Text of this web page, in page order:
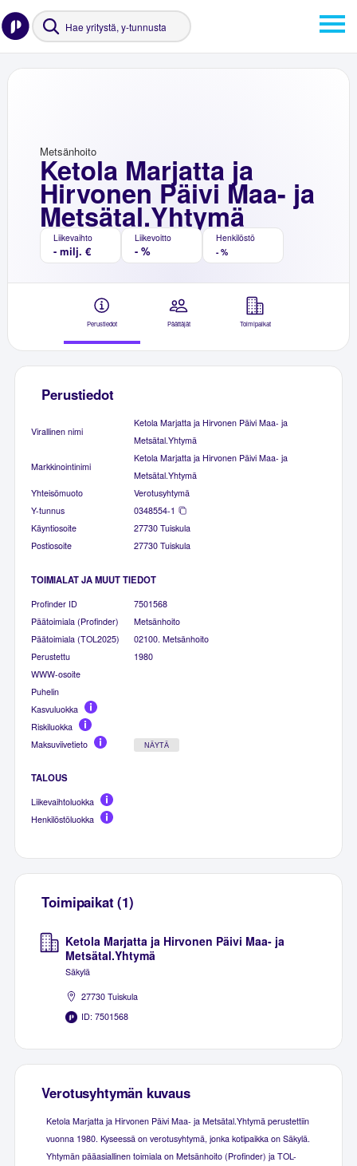
Ketola Marjatta ja
Hirvonen Päivi Maa- ja
Metsätal.Yhtymä
Metsänhoito
Liikevaihto
- milj. €
Liikevoitto
- %
Henkilöstö
- %
Perustiedot Päättäjät Toimipaikat
Perustiedot
Virallinen nimi
Ketola Marjatta ja Hirvonen Päivi Maa- ja
Metsätal.Yhtymä
Markkinointinimi
Ketola Marjatta ja Hirvonen Päivi Maa- ja
Metsätal.Yhtymä
Yhteisömuoto
Verotusyhtymä
Y-tunnus
0348554-1
Käyntiosoite
27730 Tuiskula
Postiosoite
27730 Tuiskula
TOIMIALAT JA MUUT TIEDOT
Profinder ID
7501568
Päätoimiala (Profinder)
Metsänhoito
Päätoimiala (TOL2025)
02100. Metsänhoito
Perustettu
1980
WWW-osoite
Puhelin
Kasvuluokka
Riskiluokka
Maksuviivetieto
NÄYTÄ
TALOUS
Liikevaihtoluokka
Henkilöstöluokka
Toimipaikat (1)
Ketola Marjatta ja Hirvonen Päivi Maa- ja
Metsätal.Yhtymä
Säkylä
27730 Tuiskula
ID: 7501568
Verotusyhtymän kuvaus
Ketola Marjatta ja Hirvonen Päivi Maa- ja Metsätal.Yhtymä perustettiin
vuonna 1980. Kyseessä on verotusyhtymä, jonka kotipaikka on Säkylä.
Yhtymän pääasiallinen toimiala on Metsänhoito (Profinder) ja TOL-